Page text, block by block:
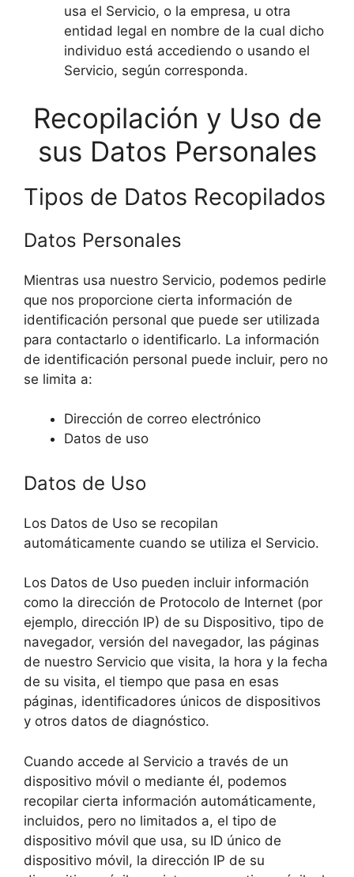
usa el Servicio, o la empresa, u otra
entidad legal en nombre de la cual dicho
individuo está accediendo o usando el
Servicio, según corresponda.
Recopilación y Uso de
sus Datos Personales
Tipos de Datos Recopilados
Datos Personales
Mientras usa nuestro Servicio, podemos pedirle
que nos proporcione cierta información de
identificación personal que puede ser utilizada
para contactarlo o identificarlo. La información
de identificación personal puede incluir, pero no
se limita a:
Dirección de correo electrónico
Datos de uso
Datos de Uso
Los Datos de Uso se recopilan
automáticamente cuando se utiliza el Servicio.
Los Datos de Uso pueden incluir información
como la dirección de Protocolo de Internet (por
ejemplo, dirección IP) de su Dispositivo, tipo de
navegador, versión del navegador, las páginas
de nuestro Servicio que visita, la hora y la fecha
de su visita, el tiempo que pasa en esas
páginas, identificadores únicos de dispositivos
y otros datos de diagnóstico.
Cuando accede al Servicio a través de un
dispositivo móvil o mediante él, podemos
recopilar cierta información automáticamente,
incluidos, pero no limitados a, el tipo de
dispositivo móvil que usa, su ID único de
dispositivo móvil, la dirección IP de su